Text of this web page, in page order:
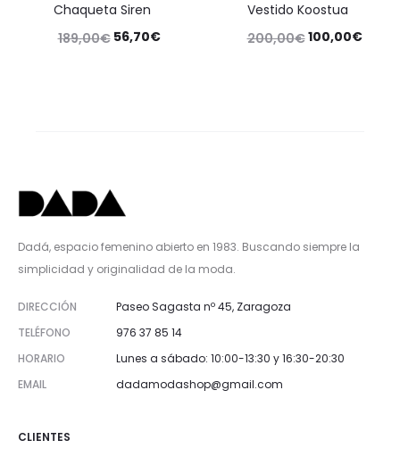
Chaqueta Siren
189,00€ 56,70€
Vestido Koostua
200,00€100,00€
Dadá, espacio femenino abierto en 1983. Buscando siempre la
simplicidad y originalidad de la moda.
DIRECCIÓN
Paseo Sagasta nº 45, Zaragoza
TELÉFONO
976 37 85 14
HORARIO
Lunes a sábado: 10:00-13:30 y 16:30-20:30
EMAIL
dadamodashop@gmail.com
CLIENTES